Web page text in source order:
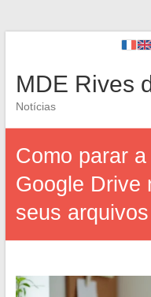
MDE Rives
Notícias
Como parar
Google Drive
seus arquivos